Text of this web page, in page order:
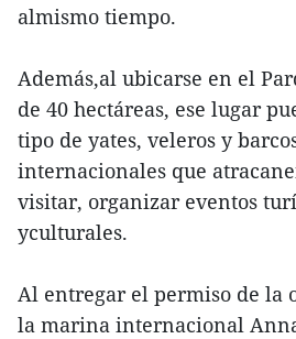
almismo tiempo.
Además,al ubicarse en el
de 40 hectáreas, ese lugar
tipo de yates, veleros y
internacionales que
visitar, organizar eventos
yculturales.
Al entregar el permiso de la
la marina internacional